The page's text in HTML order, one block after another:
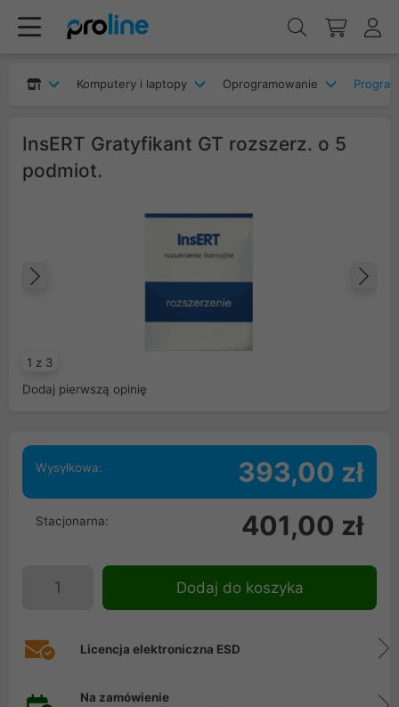
Komputery i laptopy Oprogramowanie
InsERT Gratyfikant GT rozszerz. o 5
podmiot.
1 z 3
Dodaj pierwszą opinię
Wysyłkowa: 393,00 zł
Stacjonarna: 401,00 zł
Dodaj do koszyka
Licencja elektroniczna ESD
Na zamówienie